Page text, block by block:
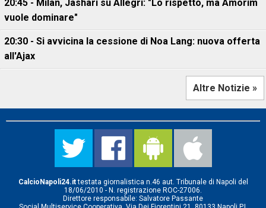
20:45 - Milan, Jashari su Allegri: "Lo rispetto, ma Amorim
vuole dominare"
20:30 - Si avvicina la cessione di Noa Lang: nuova offerta
all'Ajax
Altre Notizie »
CalcioNapoli24.ittestata giornalistica n.46 aut. Tribunale di Napoli del
18/06/2010 - N. registrazione ROC-27006.
Direttore responsabile: Salvatore Passante